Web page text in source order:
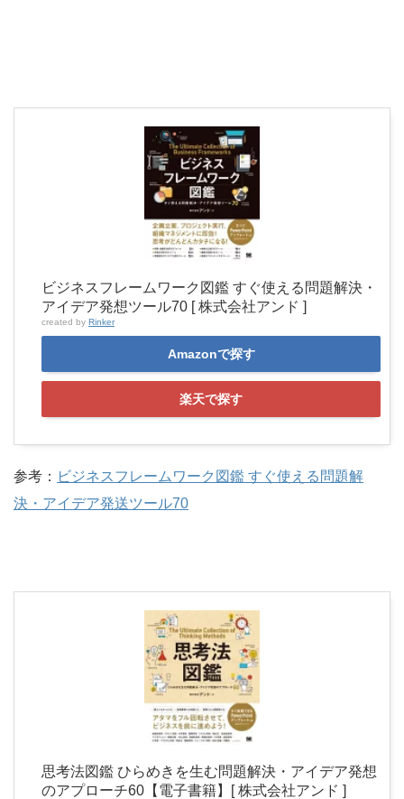
ビジネスフレームワーク図鑑 すぐ使える問題解決・
アイデア発想ツール70 [ 株式会社アンド ]
created by Rinker
Amazonで探す
楽天で探す
参考： ビジネスフレームワーク図鑑 すぐ使える問題解
決・アイデア発送ツール70
思考法図鑑 ひらめきを生む問題解決・アイデア発想
のアプローチ60【電子書籍】[ 株式会社アンド ]